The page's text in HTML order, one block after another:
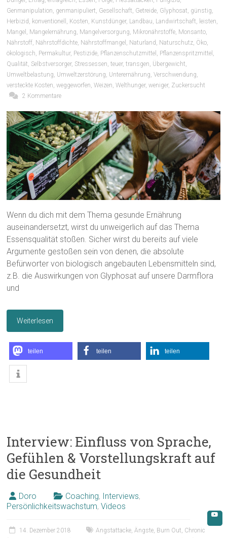
Genmanipulation, genmanipuliert, Gesellschaft, Getreide, Glyphosat, günstig,
Herbizid , konventionell , Kosten, Kunstdünger, Landbau, Landwirtschaft, leisten,
Mangel , Mangelernährung, Mangelversorgung, Mikronährstoffe, Monsanto,
Nährstoff, Nährstoffdichte, Nährstoffmangel , Naturland , Naturschutz, Öko,
ökologisch, Permakultur, Pestizide, Pflanzenschutzmittel , Pflanzenspritzmittel ,
Qualität, Selbstversorger, Stressessen,teuer,transgen, Übergewicht,
Umweltbelastung, Umweltzerstörung, Unterernährung,Verschwendung,
versteckte Kosten,weggeworfen,Weizen,Welthunger,weniger, Zuckersucht
2 Kommentare
Wenn du dich mit dem Thema gesunde Ernährung
auseinandersetzt, wirst du unweigerlich auf das Thema
Essensqualität stoßen. Sicher wirst du bereits auf viele
Argumente gestoßen sein von denen, die absolute
Befürworter von biologisch angebauten Lebensmitteln sind,
z.B. die Auswirkungen von Glyphosat auf unsere Darmflora
und
Weiterlesen
teilen teilen teilen
Interview: Einfluss von Sprache,
Gefühlen & Vorstellungskraft auf
die Gesundheit
Doro Coaching, Interviews,
Persönlichkeitswachstum,Videos
14. Dezember 2018 Angstattacke,Ängste, Burn Out, Chronic